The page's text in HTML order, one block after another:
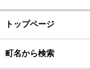
トップページ
町名から検索